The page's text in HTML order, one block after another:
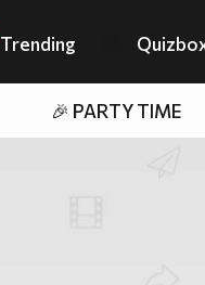
Trending
🎉 PARTY TIME